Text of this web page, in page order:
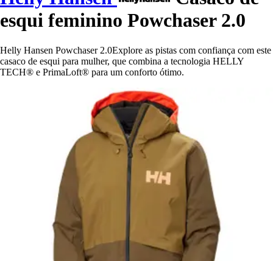
esqui feminino Powchaser 2.0
Helly Hansen Powchaser 2.0Explore as pistas com confiança com este
casaco de esqui para mulher, que combina a tecnologia HELLY
TECH® e PrimaLoft® para um conforto ótimo.